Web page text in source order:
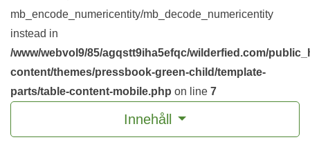
mb_encode_numericentity/mb_decode_numericentity
instead in
/www/webvol9/85/agqstt9iha5efqc/wilderfied.com/
content/themes/pressbook-green-child/template-
parts/table-content-mobile.php on line 7
Innehåll